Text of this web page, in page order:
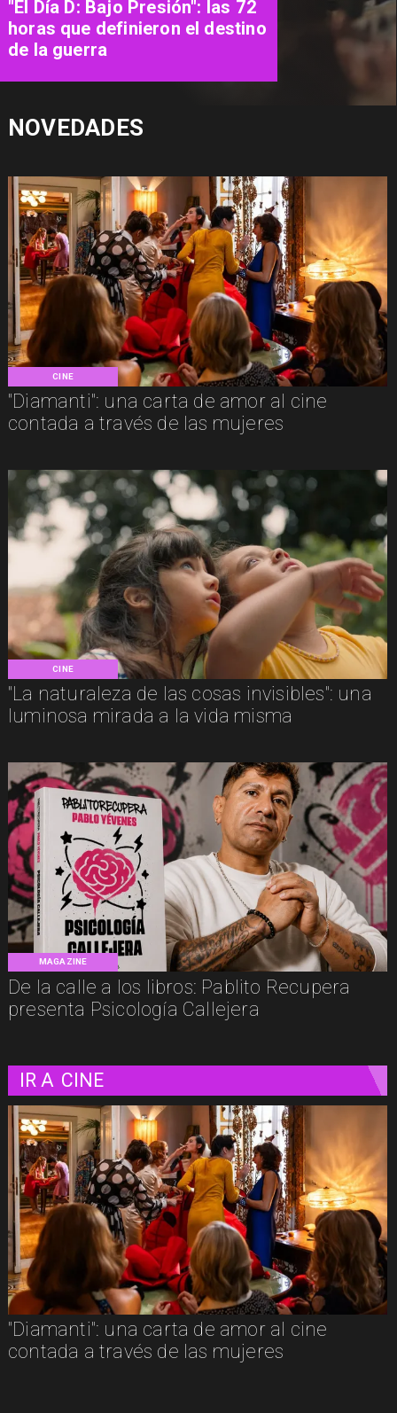
CINE
"Diamanti": una carta de amor al cine
contada a través de las mujeres
CINE
"La naturaleza de las cosas invisibles": una
luminosa mirada a la vida misma
MAGAZINE
De la calle a los libros: Pablito Recupera
presenta Psicología Callejera
restaurante que convierte las
películas en una experiencia
para vivir
NOVEDADES
IR A CINE
"La naturaleza de las cosas invisibles": una
luminosa mirada a la vida misma